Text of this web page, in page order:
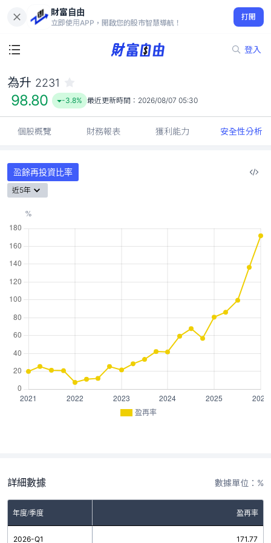
財富自由
立即使用APP，開啟您的股市智慧導航！
打開
登入
98.80
-3.8%
為升 2231
98.80 -3.8% 最近更新時間： 2026/08/07 05:30
個股概覽 財務報表 獲利能力 安全性分析
盈餘再投資比率
近5年
盈再率
詳細數據 數據單位：%
年度/季度 盈再率
2026-Q1 171.77